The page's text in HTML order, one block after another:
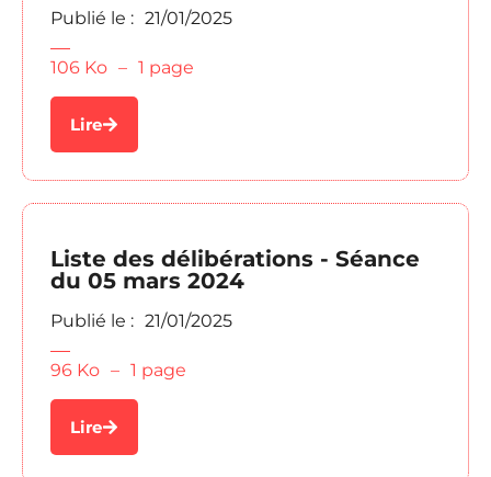
Publié le : 21/01/2025
106 Ko – 1 page
Lire
Liste des délibérations - Séance
du 05 mars 2024
Publié le : 21/01/2025
96 Ko – 1 page
Lire